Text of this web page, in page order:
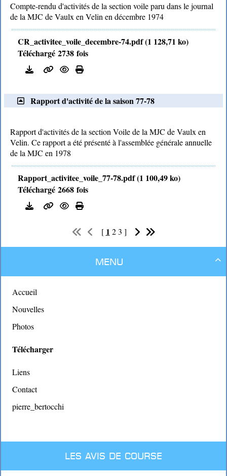

Menu
Accueil
Nouvelles
Photos
Télécharger
Liens
Contact
pierre_bertocchi
Les avis de course
Compte-rendu d'activités de la section voile paru dans le journal
de la MJC de Vaulx en Velin en décembre 1974
CR_activitee_voile_decembre-74.pdf (1 128,71 ko)
Téléchargé 2738 fois
Rapport d'activité de la saison 77-78
Rapport d'activités de la section Voile de la MJC de Vaulx en
Velin. Ce rapport a été présenté à l'assemblée générale annuelle
de la MJC en 1978
Rapport_activitee_voile_77-78.pdf (1 100,49 ko)
Téléchargé 2668 fois
[ 1 2 3 ]